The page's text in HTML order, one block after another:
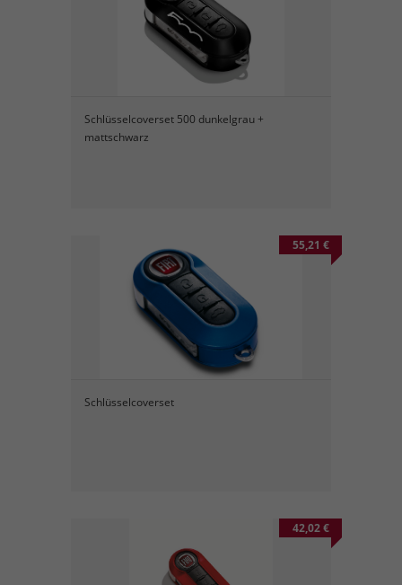
Schlüsselcoverset 500 dunkelgrau +
mattschwarz
55,21 €
Schlüsselcoverset
42,02 €